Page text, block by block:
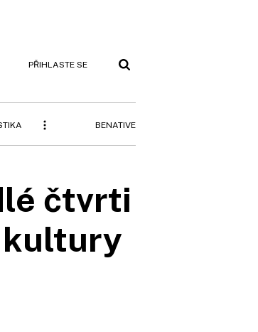
PŘIHLASTE SE
BENATIVE
čtvrti
kultury